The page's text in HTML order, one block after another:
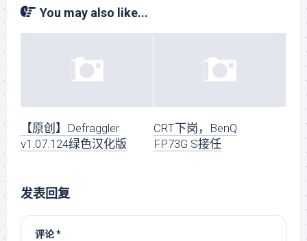
You may also like...
【原创】Defraggler
v1.07.124绿色汉化版
CRT下岗，BenQ
FP73G S接任
发表回复
评论*